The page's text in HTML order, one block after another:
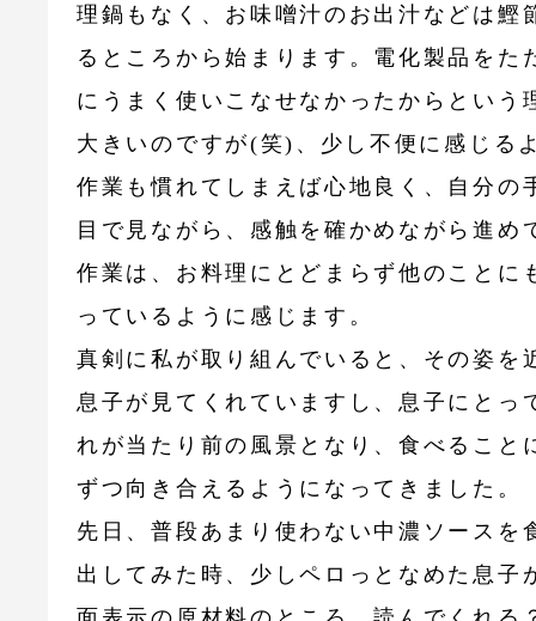
理鍋もなく、お味噌汁のお出汁などは鰹
るところから始まります。電化製品をた
にうまく使いこなせなかったからという
大きいのですが(笑)、少し不便に感じる
作業も慣れてしまえば心地良く、自分の
目で見ながら、感触を確かめながら進め
作業は、お料理にとどまらず他のことに
っているように感じます。
真剣に私が取り組んでいると、その姿を
息子が見てくれていますし、息子にとっ
れが当たり前の風景となり、食べること
ずつ向き合えるようになってきました。
先日、普段あまり使わない中濃ソースを
出してみた時、少しペロっとなめた息子